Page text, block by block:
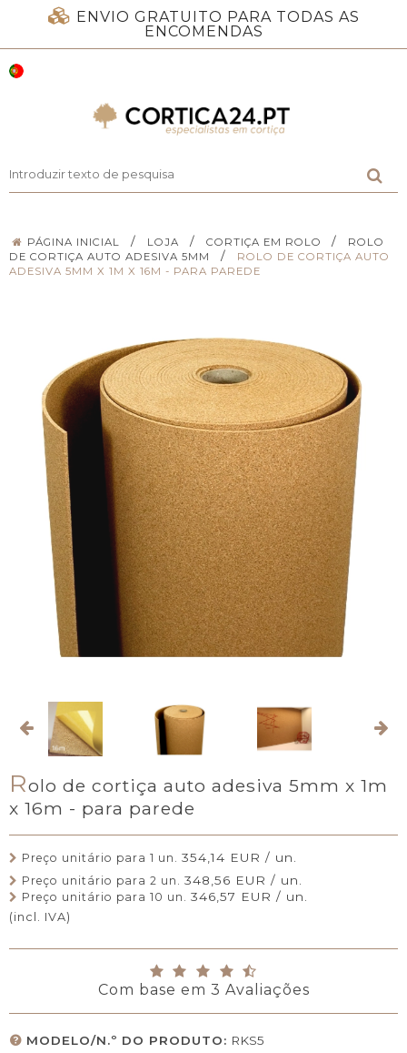
ENVIO GRATUITO PARA TODAS AS
ENCOMENDAS
PÁGINA INICIAL / LOJA / CORTIÇA EM ROLO /
ROLO
DE CORTIÇA AUTO ADESIVA 5MM
/
ROLO DE CORTIÇA AUTO
ADESIVA 5MM X 1M X 16M - PARA PAREDE
Rolo de cortiça auto adesiva 5mm x 1m
x 16m - para parede
Preço unitário para 1 un. 354,14 EUR / un.
Preço unitário para 2 un. 348,56 EUR / un.
Preço unitário para 10 un. 346,57 EUR / un.
(incl. IVA)
Com base em 3 Avaliações
MODELO/N.º DO PRODUTO: RKS5